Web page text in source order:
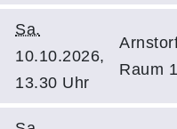
Sa.
10.10.2026,
13.30 Uhr
Raum 1